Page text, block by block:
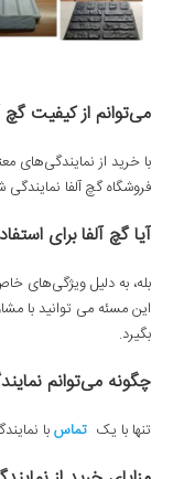
می‌توانم از کیفیت
با خرید از نمایندگی‌های
فروشگاه گچ آلفا
آیا گچ آلفا برای
بله، به دلیل ویژگی‌های
این مسئه می توانید با
بگیرد.
چگونه می‌توانم
تنها با یک تماسبا